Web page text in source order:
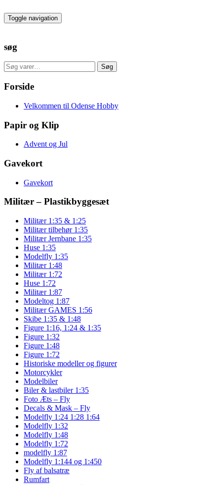
to
the
Toggle navigation
søg
Søg
efter:
Søg
Forside
Velkommen til Odense Hobby
Papir og Klip
Advent og Jul
Gavekort
Gavekort
Militær – Plastikbyggesæt
Militær 1:35 & 1:25
Militær tilbehør 1:35
Militær Jernbane 1:35
Huse 1:35
Modelfly 1:35
Militær 1:48
Militær 1:72
Huse 1:72
Militær 1:87
Modeltog 1:87
Militær GAMES 1:56
Skibe 1:35 & 1:48
Figure 1:16, 1:24 & 1:35
Figure 1:32
Figure 1:48
Figure 1:72
Historiske modeller og figurer
Motorcykler
Modelbiler
Biler & lastbiler 1:35
Foto Æts – Fly
Decals & Mask – Fly
Modelfly 1:24 1:28 1:64
Modelfly 1:32
Modelfly 1:48
Modelfly 1:72
modelfly 1:87
Modelfly 1:144 og 1:450
Fly af balsatræ
Rumfart